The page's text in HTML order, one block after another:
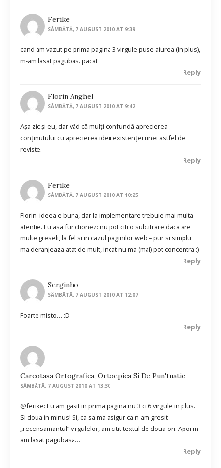
Ferike
SÂMBĂTĂ, 7 AUGUST 2010 AT 9:39
cand am vazut pe prima pagina 3 virgule puse aiurea (in plus),
m-am lasat pagubas. pacat
Reply
Florin Anghel
SÂMBĂTĂ, 7 AUGUST 2010 AT 9:42
Aşa zic şi eu, dar văd că mulţi confundă aprecierea
conţinutului cu aprecierea ideii existenţei unei astfel de
reviste.
Reply
Ferike
SÂMBĂTĂ, 7 AUGUST 2010 AT 10:25
Florin: ideea e buna, dar la implementare trebuie mai multa
atentie. Eu asa functionez: nu pot citi o subtitrare daca are
multe greseli, la fel si in cazul paginilor web – pur si simplu
ma deranjeaza atat de mult, incat nu ma (mai) pot concentra :)
Reply
Serginho
SÂMBĂTĂ, 7 AUGUST 2010 AT 12:07
Foarte misto… :D
Reply
Carcotasa Ortografica, Ortoepica Si De Pun'tuatie
SÂMBĂTĂ, 7 AUGUST 2010 AT 13:30
@ferike: Eu am gasit in prima pagina nu 3 ci 6 virgule in plus.
Si doua in minus! Si, ca sa ma asigur ca n-am gresit
„recensamantul” virgulelor, am citit textul de doua ori. Apoi m-
am lasat pagubasa…
Reply